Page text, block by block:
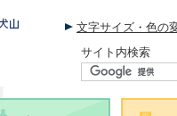
文字サイズ・色の
サイト内検索